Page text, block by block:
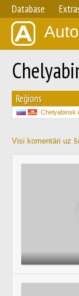
Database
Reģions
Chelyabinsk
Visi komentāri uz